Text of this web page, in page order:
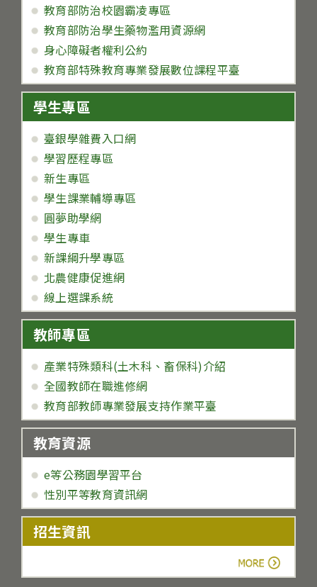
教育部防治校園霸凌專區
教育部防治學生藥物濫用資源網
身心障礙者權利公約
教育部特殊教育專業發展數位課程平臺
學生專區
臺銀學雜費入口網
學習歷程專區
新生專區
學生課業輔導專區
圓夢助學網
學生專車
新課綱升學專區
北農健康促進網
線上選課系統
教師專區
產業特殊類科(土木科、畜保科)介紹
全國教師在職進修網
教育部教師專業發展支持作業平臺
教育資源
e等公務園學習平台
性別平等教育資訊網
招生資訊